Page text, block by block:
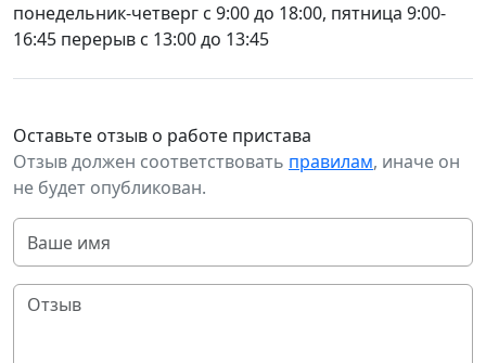
понедельник-четверг с 9:00 до 18:00, пятница 9:00-
16:45 перерыв с 13:00 до 13:45
Оставьте отзыв о работе пристава
Отзыв должен соответствовать правилам, иначе он
не будет опубликован.